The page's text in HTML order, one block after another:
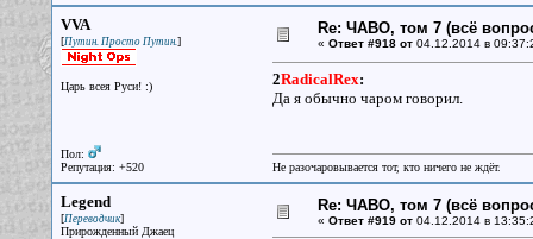
VVA
[Путин. Просто Путин.]
Царь всея Руси! :)
Пол:
Репутация: +520
Re: ЧАВО, том 7 (всё
« Ответ #918 от04.12.2014 в
2RadicalRex:
Да я обычно чаром говорил.
Не разочаровывается тот, кто ничего не ждёт.
Legend
[Переводчик]
Прирожденный Джаец
Re: ЧАВО, том 7 (всё
« Ответ #919 от04.12.2014 в